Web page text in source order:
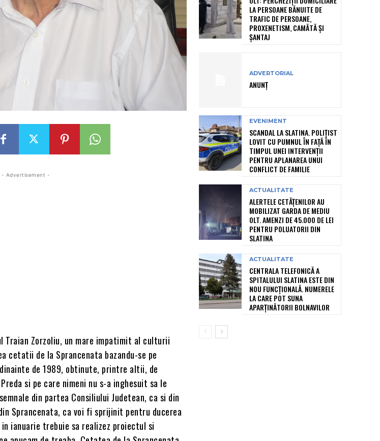
- Advertisement -
Traian Zorzoliu, un mare impatimit al culturii
cetatii de la Sprancenata bazandu-se pe
de 1989, obtinute, printre altii, de
si pe care nimeni nu s-a inghesuit sa le
din partea Consiliului Judetean, ca si din
Sprancenata, ca voi fi sprijinit pentru ducerea
ianuarie trebuie sa realizez proiectul si
LA PERSOANE BĂNUITE DE
TRAFIC DE PERSOANE,
PROXENETISM, CAMĂTĂ ŞI
ŞANTAJ
ADVERTORIAL
ANUNȚ
EVENIMENT
SCANDAL LA SLATINA. POLIȚIST
LOVIT CU PUMNUL ÎN FAȚĂ ÎN
TIMPUL UNEI INTERVENȚII
PENTRU APLANAREA UNUI
CONFLICT DE FAMILIE
ACTUALITATE
ALERTELE CETĂȚENILOR AU
MOBILIZAT GARDA DE MEDIU
OLT. AMENZI DE 45.000 DE LEI
PENTRU POLUATORII DIN
SLATINA
ACTUALITATE
CENTRALA TELEFONICĂ A
SPITALULUI SLATINA ESTE DIN
NOU FUNCȚIONALĂ. NUMERELE
LA CARE POT SUNA
APARȚINĂTORII BOLNAVILOR